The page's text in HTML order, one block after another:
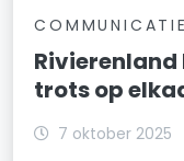
Rivierenland
trots op
7 oktober 2025